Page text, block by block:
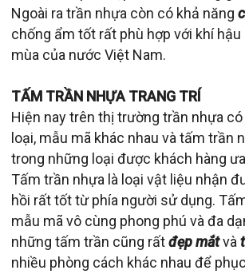
Ngoài ra trần nhựa còn có khả năng
chống ẩm tốt rất phù hợp với khí
mùa của nước Việt Nam.
TẤM TRẦN NHỰA TRANG TRÍ
Hiện nay trên thị trường trần nhựa
loại, mẫu mã khác nhau và tấm trần
trong những loại được khách hàng
Tấm trần nhựa là loại vật liệu nhận
hồi rất tốt từ phía người sử dụng.
mẫu mã vô cùng phong phú và đa
những tấm trần cũng rấtđẹp mắtvà
nhiều phòng cách khác nhau để